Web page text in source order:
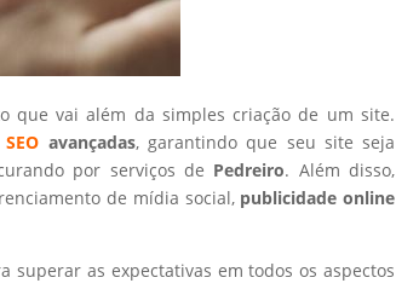
que vai além da simples criação de um site.
SEO avançadas, garantindo que seu site seja
por serviços de Pedreiro. Além disso,
de mídia social, publicidade online
superar as expectativas em todos os aspectos